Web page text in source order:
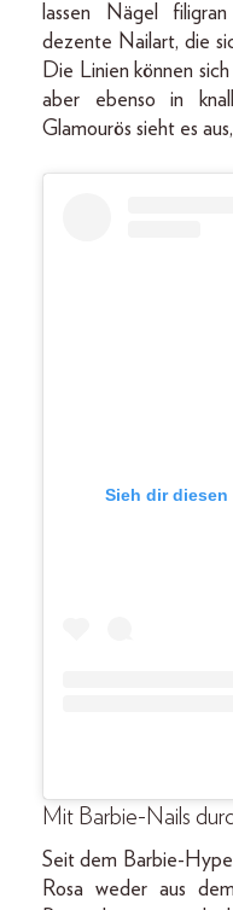
lassen Nägel
dezente Nailart, die
Die Linien können
aber ebenso in
Glamourös sieht es
Sieh dir diesen
Mit Barbie-Nails
Seit dem Barbie-
Rosa weder aus